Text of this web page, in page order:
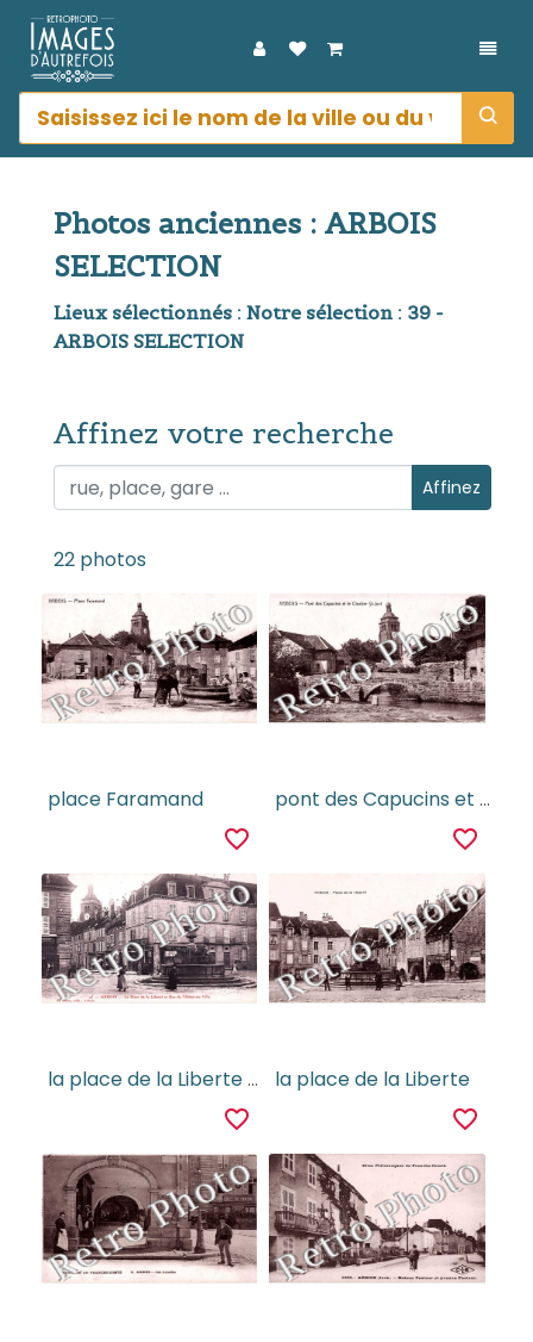
Photos anciennes : ARBOIS
SELECTION
Lieux sélectionnés : Notre sélection : 39 -
ARBOIS SELECTION
Affinez votre recherche
Affinez votre recherche Affinez
22 photos
place Faramand
favorite_border
pont des Capucins et clocher Saint Just.
favorite_border
la place de la Liberte et rue de l'hotel de ville
favorite_border
la place de la Liberte
favorite_border